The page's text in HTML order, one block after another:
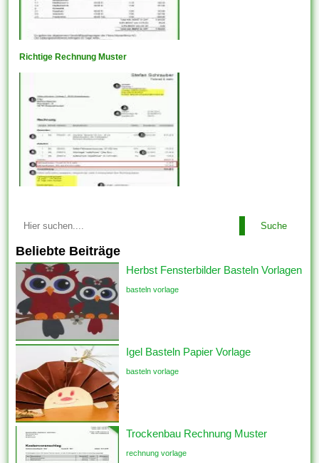
Richtige Rechnung Muster
Suche
Beliebte Beiträge
Herbst Fensterbilder Basteln Vorlagen
basteln vorlage
Igel Basteln Papier Vorlage
basteln vorlage
Trockenbau Rechnung Muster
rechnung vorlage